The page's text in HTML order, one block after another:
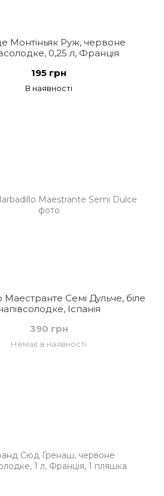
Монтіньяк Руж, червоне
0,25 л, Франція
195 грн
В наявності
Маестранте Семі Дульче, біле
Іспанія
390 грн
Немає в наявності